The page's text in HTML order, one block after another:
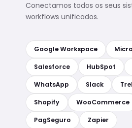
Conectamos todos os seus
workflows unificados.
Google Workspace
Salesforce HubSpot
WhatsApp Slack
Shopify WooCommerce
PagSeguro Zapier